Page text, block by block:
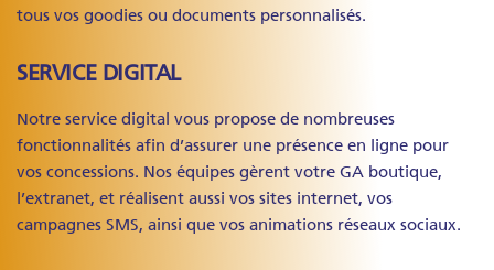
tous vos goodies ou documents personnalisés.
SERVICE DIGITAL
Notre service digital vous propose de nombreuses
fonctionnalités afin d’assurer une présence en ligne pour
vos concessions. Nos équipes gèrent votre GA boutique,
l’extranet, et réalisent aussi vos sites internet, vos
campagnes SMS, ainsi que vos animations réseaux sociaux.